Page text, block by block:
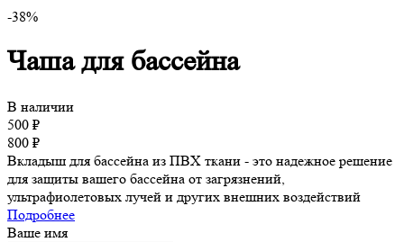
-38%
Чаша для бассейна
В наличии
500 ₽
800 ₽
Вкладыш для бассейна из ПВХ ткани - это надежное решение
для защиты вашего бассейна от загрязнений,
ультрафиолетовых лучей и других внешних воздействий
Подробнее
Ваше имя